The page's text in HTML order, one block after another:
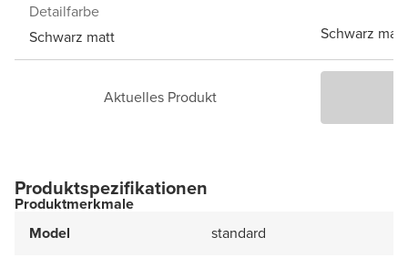
Detailfarbe
Schwarz matt
Schwarz matt
Aktuelles Produkt
Produktspezifikationen
Produktmerkmale
Model
standard